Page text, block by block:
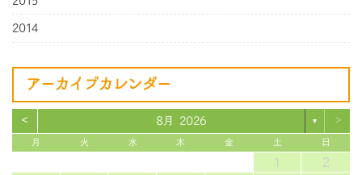
2014
アーカイブカレンダー
< 8月 2026 ▼ >
月 火 水 木 金 土 日
1
2